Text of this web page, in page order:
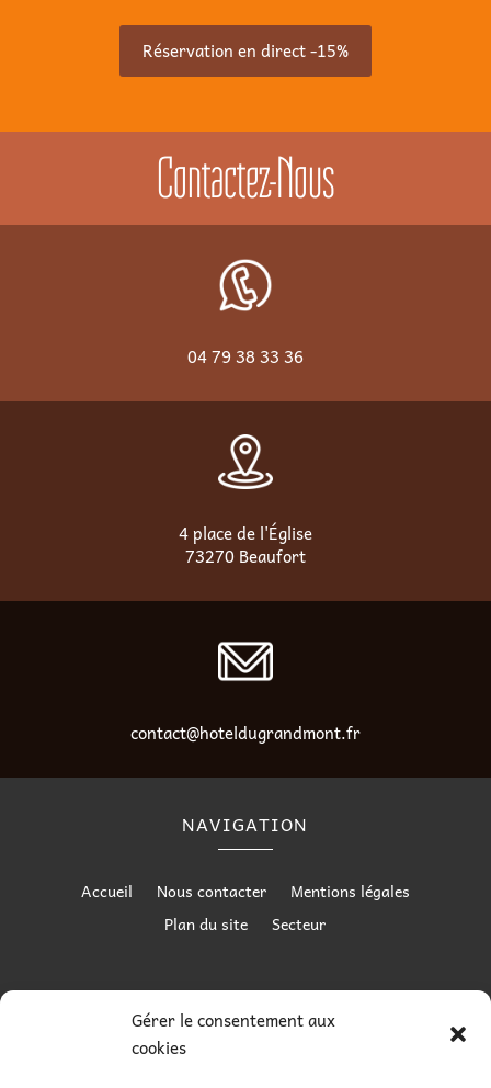
Gérer le consentement aux
cookies
Réservation en direct -15%
Contactez-Nous
04 79 38 33 36
4 place de l'Église
73270 Beaufort
contact@hoteldugrandmont.fr
NAVIGATION
Accueil Nous contacter
Mentions légales
Plan du site
Secteur
RÉALISATION